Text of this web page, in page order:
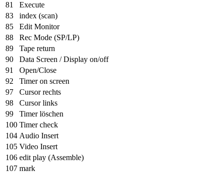
81
Execute
83
index (scan)
85
Edit Monitor
88
Rec Mode (SP/LP)
89
Tape return
90
Data Screen / Display on/off
91
Open/Close
92
Timer on screen
97
Cursor rechts
98
Cursor links
99
Timer löschen
100 Timer check
104 Audio Insert
105 Video Insert
106 edit play (Assemble)
107 mark